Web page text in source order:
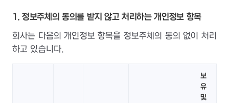
1. 정보주체의 동의를 받지 않고 처리하는 개인정보 항목
회사는 다음의 개인정보 항목을 정보주체의 동의 없이 처리
하고 있습니다.
보
유
및